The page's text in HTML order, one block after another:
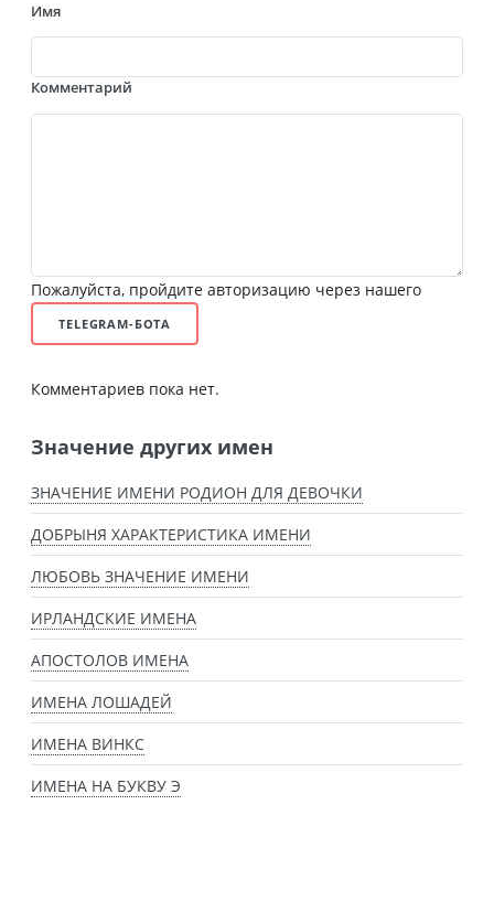
Имя
Комментарий
Пожалуйста, пройдите авторизацию через нашего
TELEGRAM-БОТА
Комментариев пока нет.
Значение других имен
ЗНАЧЕНИЕ ИМЕНИ РОДИОН ДЛЯ ДЕВОЧКИ
ДОБРЫНЯ ХАРАКТЕРИСТИКА ИМЕНИ
ЛЮБОВЬ ЗНАЧЕНИЕ ИМЕНИ
ИРЛАНДСКИЕ ИМЕНА
АПОСТОЛОВ ИМЕНА
ИМЕНА ЛОШАДЕЙ
ИМЕНА ВИНКС
ИМЕНА НА БУКВУ Э